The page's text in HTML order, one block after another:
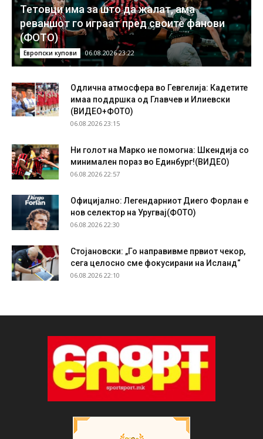
Тетовци има за што да жалат, ама
реваншот го играат пред своите фанови
(ФОТО)
Европски купови 06.08.2026 23:22
Одлична атмосфера во Гевгелија: Кадетите
имаа поддршка од Главчев и Илиевски
(ВИДЕО+ФОТО)
06.08.2026 23:15
Ни голот на Марко не помогна: Шкендија со
минимален пораз во Единбург!(ВИДЕО)
06.08.2026 22:57
Официјално: Легендарниот Диего Форлан е
нов селектор на Уругвај(ФОТО)
06.08.2026 22:30
Стојановски: „Го направивме првиот чекор,
сега целосно сме фокусирани на Исланд“
06.08.2026 22:10